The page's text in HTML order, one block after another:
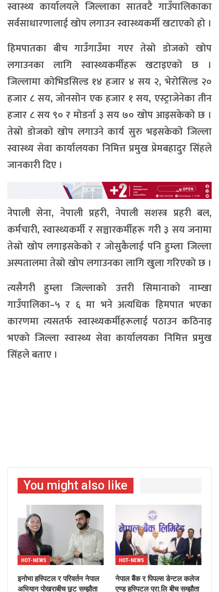
स्वास्थ्य कार्यालयले जिल्लाका सातवटै गाउँपालिकाका
सर्वसाधारणालाई खोप लगाउन स्वास्थ्यकर्मी खटाएको हो ।
हिमपातका बीच गाउँगाउँमा गएर तेस्रो डोजको खोप
लगाउनका लागि स्वास्थ्यकर्मीहरू खटाइएको छ ।
जिल्लामा कोभिडसिल्ड १४ हजार ४ सय २, भेरोसिल्ड २०
हजार ८ सय, जोनसोन एक हजार १ सय, एस्ट्राजेनेका तीन
हजार ८ सय ९० र मोडर्ना ३ सय ७० खोप आइसकेको छ ।
तेस्रो डोजको खोप लगाउने कार्य सुरु भइसकेको जिल्ला
स्वास्थ्य सेवा कार्यालयका निमित्त प्रमुख प्रेमबहादुर सिंहले
जानकारी दिए ।
नेपाली सेना, नेपाली प्रहरी, नेपाली सशस्त्र प्रहरी बल,
कर्मचारी, स्वास्थ्यकर्मी र सञ्चारकर्मीहरू गरी ३ सय जनामा
तेस्रो खोप लगाइसकेको र जोसुकैलाई पनि हुम्ला जिल्ला
अस्पतालमा तेस्रो खोप लगाउनका लागि खुला गरिएको छ ।
त्यसैगरी हुम्ला जिल्लाको उत्तरी सिमानाको नाम्खा
गाउँपालिका–५ र ६ मा भने अत्यधिक हिमपात भएका
कारणमा त्यसतर्फ स्वास्थ्यकर्मीहरूलाई पठाउन कठिनाइ
भएको जिल्ला स्वास्थ्य सेवा कार्यालयका निमित्त प्रमुख
सिंहले बताए ।
You might also like
HOT-NEWS
इनोभा हस्पिटल र परिवर्तन नेपाल
अभियान पोखराबीच छुट सम्झौता
HOT-NEWS
नेपाल बैंक र पिपल्स डेन्टल कलेज
एण्ड हस्पिटल प्रा.लि बीच सम्झौता